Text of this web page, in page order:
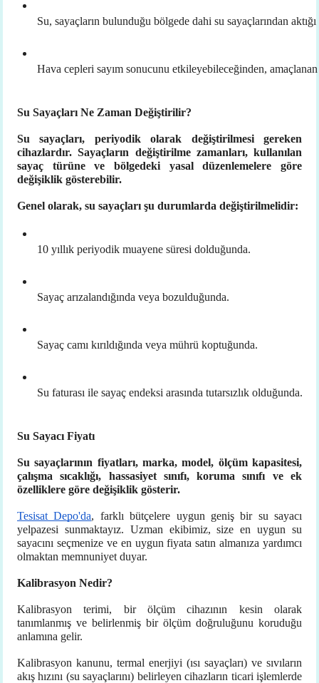
Su, sayaçların bulunduğu bölgede dahi su sayaçlarından
Hava cepleri sayım sonucunu etkileyebileceğinden,
Su Sayaçları Ne Zaman Değiştirilir?
Su sayaçları, periyodik olarak değiştirilmesi gereken
cihazlardır. Sayaçların değiştirilme zamanları, kullanılan
sayaç türüne ve bölgedeki yasal düzenlemelere göre
değişiklik gösterebilir.
Genel olarak, su sayaçları şu durumlarda değiştirilmelidir:
10 yıllık periyodik muayene süresi dolduğunda.
Sayaç arızalandığında veya bozulduğunda.
Sayaç camı kırıldığında veya mührü koptuğunda.
Su faturası ile sayaç endeksi arasında tutarsızlık olduğunda.
Su Sayacı Fiyatı
Su sayaçlarının fiyatları, marka, model, ölçüm kapasitesi,
çalışma sıcaklığı, hassasiyet sınıfı, koruma sınıfı ve ek
özelliklere göre değişiklik gösterir.
Tesisat Depo'da, farklı bütçelere uygun geniş bir su sayacı
yelpazesi sunmaktayız. Uzman ekibimiz, size en uygun su
sayacını seçmenize ve en uygun fiyata satın almanıza yardımcı
olmaktan memnuniyet duyar.
Kalibrasyon Nedir?
Kalibrasyon terimi, bir ölçüm cihazının kesin olarak
tanımlanmış ve belirlenmiş bir ölçüm doğruluğunu koruduğu
anlamına gelir.
Kalibrasyon kanunu, termal enerjiyi (ısı sayaçları) ve sıvıların
akış hızını (su sayaçlarını) belirleyen cihazların ticari işlemlerde